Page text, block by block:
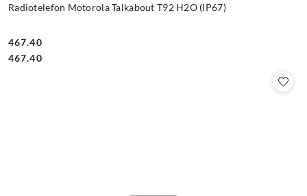
Radiotelefon Motorola Talkabout T92 H2O (IP67)
Cena:
467.40
Cena:
467.40